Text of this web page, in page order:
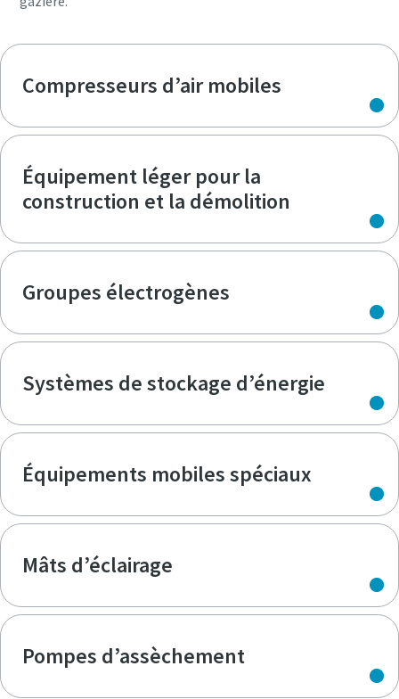
Compresseurs d’air mobiles
Équipement léger pour la
construction et la démolition
Groupes électrogènes
Systèmes de stockage d’énergie
Équipements mobiles spéciaux
Mâts d’éclairage
Pompes d’assèchement